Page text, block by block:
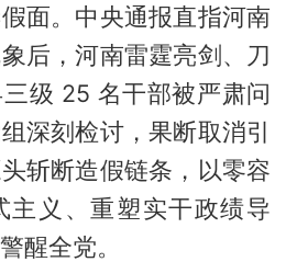
面。中央通报直指河南
后，河南雷霆亮剑、刀
级 25 名干部被严肃问
深刻检讨，果断取消引
斩断造假链条，以零容
主义、重塑实干政绩导
醒全党。